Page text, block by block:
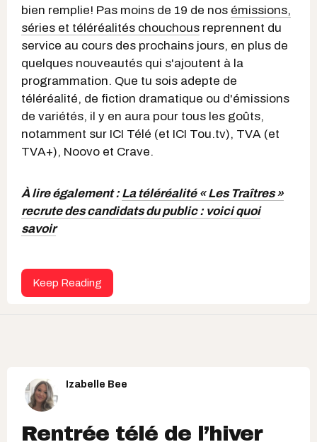
bien remplie! Pas moins de 19 de nos émissions,
séries et téléréalités chouchous reprennent du
service au cours des prochains jours, en plus de
quelques nouveautés qui s'ajoutent à la
programmation. Que tu sois adepte de
téléréalité, de fiction dramatique ou d'émissions
de variétés, il y en aura pour tous les goûts,
notamment sur ICI Télé (et ICI Tou.tv), TVA (et
TVA+), Noovo et Crave.
À lire également :La téléréalité « Les Traîtres »
recrute des candidats du public : voici quoi
savoir
Keep Reading
Izabelle Bee
Rentrée télé de l’hiver